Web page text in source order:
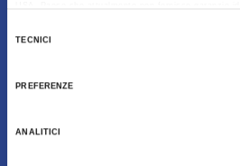
TECNICI
PREFERENZE
ANALITICI